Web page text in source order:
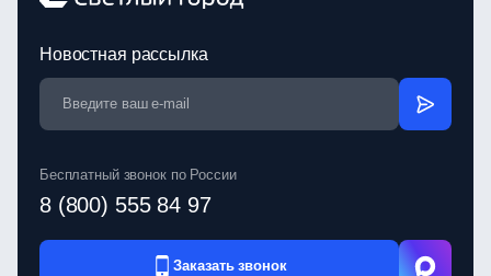
Новостная рассылка
Бесплатный звонок по России
8 (800) 555 84 97
Заказать звонок